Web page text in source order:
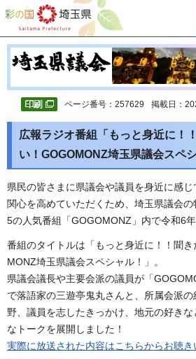
彩の国 埼玉県
ページ番号：257629 掲載日：
広報ラジオ番組「もっと身近に！
い！GOGOMONZ埼玉県議会スペ
県民の皆さまに県議会や議員を身近に感
関心を高めていただくため、埼玉県議会
5の人気番組「GOGOMONZ」内で令和6
番組のタイトルは「もっと身近に！！聞
MONZ埼玉県議会スペシャル！」。
県議会議長や主要会派の議員が「
で落語家の三遊亭鬼丸さんと、所属会派
野、議員を志したきっかけ、地元の好き
なトークを展開しました！
実際に放送された内容はこちらからお聴き